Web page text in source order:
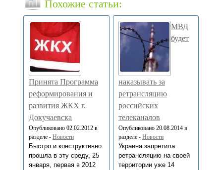
Похожие статьи:
Принята Программа
реформирования и
развития ЖКХ г.
Докучаевска
Опубликовано 02.02.2012 в
разделе - Новости
Быстро и конструктивно
прошла в эту среду, 25
января, первая в 2012
МВД
будет
наказывать за
ретрансляцию
российских
телеканалов
Опубликовано 20.08.2014 в
разделе - Новости
Украина запретила
ретрансляцию на своей
территории уже 14